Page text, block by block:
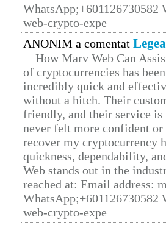
web-crypto-expe
ANONIM a comentat
How Marv Web Can
of cryptocurrencies has
incredibly quick and
without a hitch. Their
friendly, and their service
never felt more confident
recover my cryptocurrency
quickness, dependability,
Web stands out in the
reached at: Email address:
web-crypto-expe